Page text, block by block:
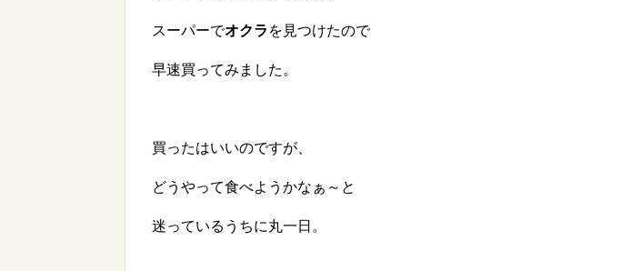
スーパーでオクラ を見つけたので
早速買ってみました。
買ったはいいのですが、
どうやって食べようかなぁ～と
迷っているうちに丸一日。